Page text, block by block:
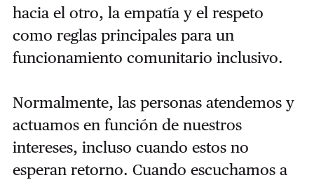
hacia el otro, la empatía y el respeto
como reglas principales para un
funcionamiento comunitario inclusivo.
Normalmente, las personas atendemos y
actuamos en función de nuestros
intereses, incluso cuando estos no
esperan retorno. Cuando escuchamos a